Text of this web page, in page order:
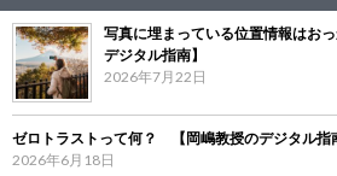
写真に埋まっている位置情報はお
デジタル指南】
2026年7月22日
ゼロトラストって何？ 【岡嶋教授のデジタル指
2026年6月18日